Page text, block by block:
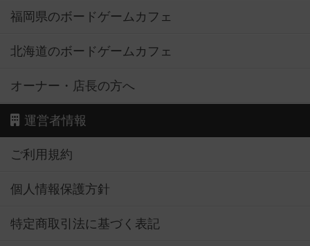
福岡県のボードゲームカフェ
北海道のボードゲームカフェ
オーナー・店長の方へ
運営者情報
ご利用規約
個人情報保護方針
特定商取引法に基づく表記